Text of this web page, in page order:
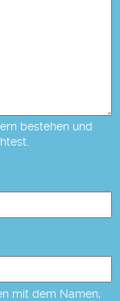
bestehen und
mit dem Namen,